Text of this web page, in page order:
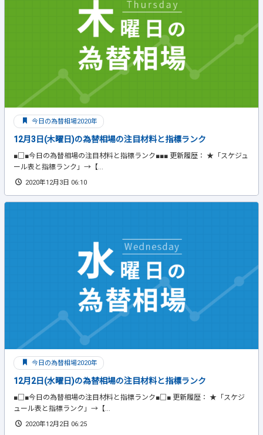
今日の為替相場2020年
12月3日(木曜日)の為替相場の注目材料と指標ランク
■□■今日の為替相場の注目材料と指標ランク■■■ 更新履歴： ★「スケジュ
ール表と指標ランク」→【...
2020年12月3日 06:10
今日の為替相場2020年
12月2日(水曜日)の為替相場の注目材料と指標ランク
■□■今日の為替相場の注目材料と指標ランク■□■ 更新履歴： ★「スケジ
ュール表と指標ランク」→【...
2020年12月2日 06:25